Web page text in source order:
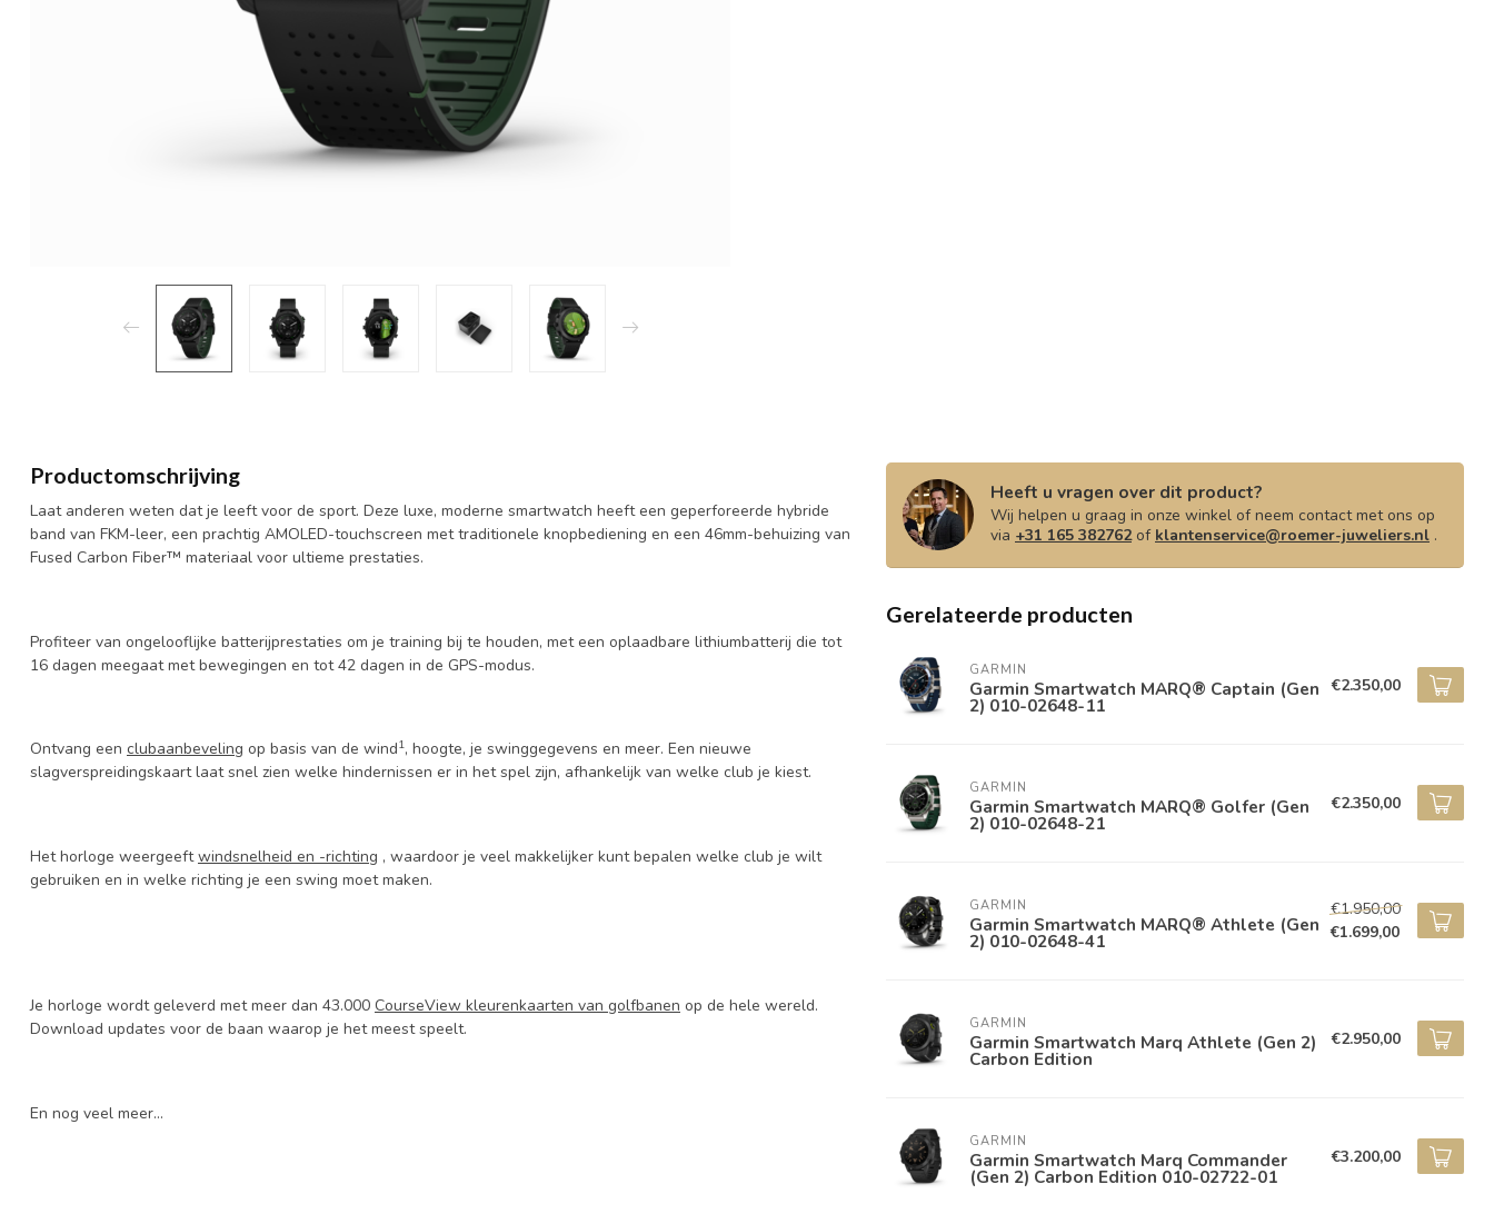
Productomschrijving
Laat anderen weten dat je leeft voor de sport. Deze luxe, moderne smartwatch heeft een geperforeerde hybride
band van FKM-leer, een prachtig AMOLED-touchscreen met traditionele knopbediening en een 46mm-behuizing van
Fused Carbon Fiber™ materiaal voor ultieme prestaties.
Profiteer van ongelooflijke batterijprestaties om je training bij te houden, met een oplaadbare lithiumbatterij die tot
16 dagen meegaat met bewegingen en tot 42 dagen in de GPS-modus.
Ontvang een clubaanbeveling op basis van de wind1, hoogte, je swinggegevens en meer. Een nieuwe
slagverspreidingskaart laat snel zien welke hindernissen er in het spel zijn, afhankelijk van welke club je kiest.
Het horloge weergeeftwindsnelheid en -richting , waardoor je veel makkelijker kunt bepalen welke club je wilt
gebruiken en in welke richting je een swing moet maken.
Je horloge wordt geleverd met meer dan 43.000 CourseView kleurenkaarten van golfbanen op de hele wereld.
Download updates voor de baan waarop je het meest speelt.
En nog veel meer...
Heeft u vragen over dit product?
Wij helpen u graag in onze winkel of neem contact met ons op
via +31 165 382762of klantenservice@roemer-juweliers.nl .
Gerelateerde producten
GARMIN
Garmin Smartwatch MARQ® Captain (Gen
2) 010-02648-11
€2.350,00
GARMIN
Garmin Smartwatch MARQ® Golfer (Gen
2) 010-02648-21
€2.350,00
GARMIN
Garmin Smartwatch MARQ® Athlete (Gen
2) 010-02648-41
€1.950,00
€1.699,00
GARMIN
Garmin Smartwatch Marq Athlete (Gen 2)
Carbon Edition
€2.950,00
GARMIN
Garmin Smartwatch Marq Commander
(Gen 2) Carbon Edition 010-02722-01
€3.200,00